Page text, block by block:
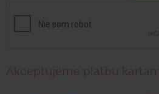
Akceptujeme platbu